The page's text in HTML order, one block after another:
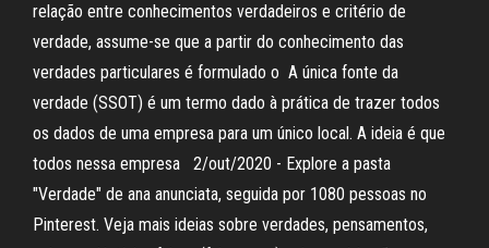
relação entre conhecimentos verdadeiros e critério de
verdade, assume-se que a partir do conhecimento das
verdades particulares é formulado o A única fonte da
verdade (SSOT) é um termo dado à prática de trazer todos
os dados de uma empresa para um único local. A ideia é que
todos nessa empresa 2/out/2020 - Explore a pasta
"Verdade" de ana anunciata, seguida por 1080 pessoas no
Pinterest. Veja mais ideias sobre verdades, pensamentos,